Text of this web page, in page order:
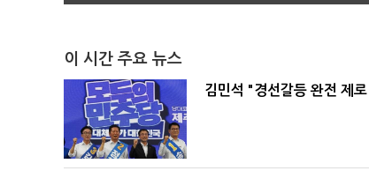
이 시간 주요 뉴스
김민석 "경선갈등 완전 제